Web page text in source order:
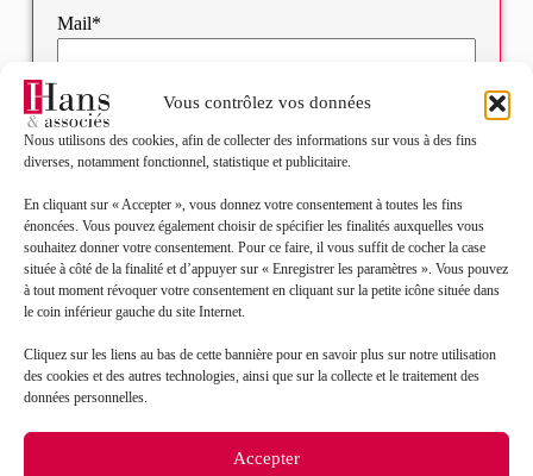
Vous contrôlez vos données
Nous utilisons des cookies, afin de collecter des informations sur vous à des fins
diverses, notamment fonctionnel, statistique et publicitaire.
En cliquant sur « Accepter », vous donnez votre consentement à toutes les fins
énoncées. Vous pouvez également choisir de spécifier les finalités auxquelles vous
souhaitez donner votre consentement. Pour ce faire, il vous suffit de cocher la case
située à côté de la finalité et d’appuyer sur « Enregistrer les paramètres ». Vous pouvez
à tout moment révoquer votre consentement en cliquant sur la petite icône située dans
le coin inférieur gauche du site Internet.
Cliquez sur les liens au bas de cette bannière pour en savoir plus sur notre utilisation
des cookies et des autres technologies, ainsi que sur la collecte et le traitement des
données personnelles.
Accepter
Mail*
Objet de votre demande*
Sélectionnez votre bureau
Message*